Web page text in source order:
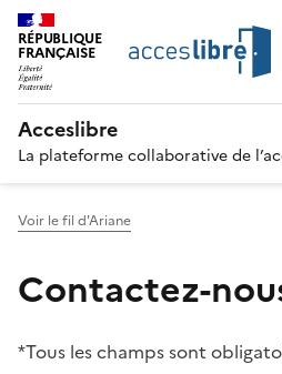
RÉPUBLIQUE
FRANÇAISE
Acceslibre
La plateforme collaborative de
Voir le fil d'Ariane
Contactez-
*Tous les champs sont